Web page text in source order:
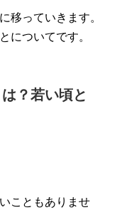
移っていきます。
についてです。
？若い頃と
こともありませ